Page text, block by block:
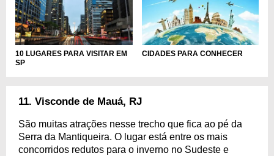
10 LUGARES PARA VISITAR EM
SP
CIDADES PARA CONHECER
11. Visconde de Mauá, RJ
São muitas atrações nesse trecho que fica ao pé da
Serra da Mantiqueira. O lugar está entre os mais
concorridos redutos para o inverno no Sudeste e